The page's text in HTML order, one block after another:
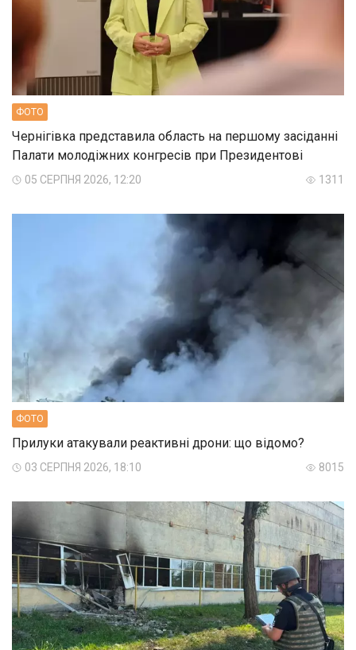
ФОТО
Чернігівка представила область на першому засіданні
Палати молодіжних конгресів при Президентові
05 СЕРПНЯ 2026, 12:20 1311
ФОТО
Прилуки атакували реактивні дрони: що відомо?
03 СЕРПНЯ 2026, 18:10 8015